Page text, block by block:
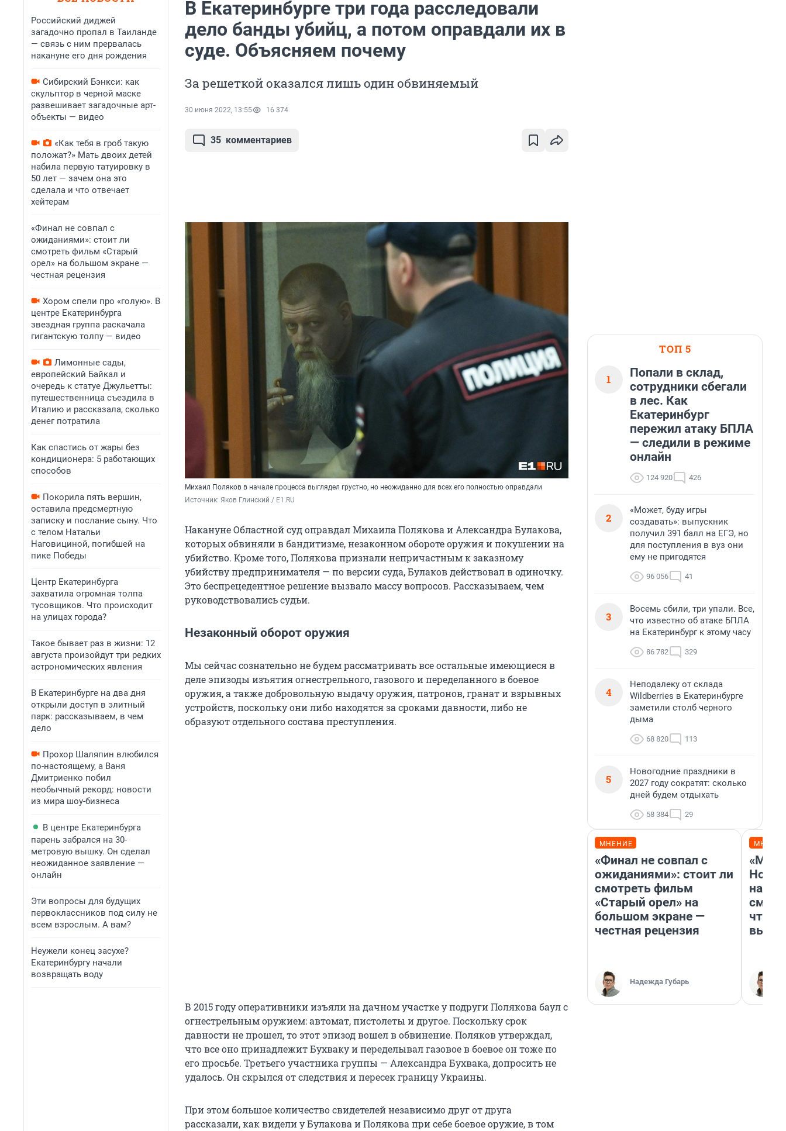
Российский диджей
загадочно пропал в Таиланде
— связь с ним прервалась
накануне его дня рождения
Сибирский Бэнкси: как
скульптор в черной маске
развешивает загадочные арт-
объекты — видео
«Как тебя в гроб такую
положат?» Мать двоих детей
набила первую татуировку в
50 лет — зачем она это
сделала и что отвечает
хейтерам
«Финал не совпал с
ожиданиями»: стоит ли
смотреть фильм «Старый
орел» на большом экране —
честная рецензия
Хором спели про «голую». В
центре Екатеринбурга
звездная группа раскачала
гигантскую толпу — видео
Лимонные сады,
европейский Байкал и
очередь к статуе Джульетты:
путешественница съездила в
Италию и рассказала, сколько
денег потратила
Как спастись от жары без
кондиционера: 5 работающих
способов
Покорила пять вершин,
оставила предсмертную
записку и послание сыну. Что
с телом Натальи
Наговициной, погибшей на
пике Победы
Центр Екатеринбурга
захватила огромная толпа
тусовщиков. Что происходит
на улицах города?
Такое бывает раз в жизни: 12
августа произойдут три редких
астрономических явления
В Екатеринбурге на два дня
открыли доступ в элитный
парк: рассказываем, в чем
дело
Прохор Шаляпин влюбился
по-настоящему, а Ваня
Дмитриенко побил
необычный рекорд: новости
из мира шоу-бизнеса
В центре Екатеринбурга
парень забрался на 30-
метровую вышку. Он сделал
неожиданное заявление —
онлайн
Эти вопросы для будущих
первоклассников под силу не
всем взрослым. А вам?
Неужели конец засухе?
Екатеринбургу начали
возвращать воду
В Екатеринбурге три года расследовали
дело банды убийц, а потом оправдали их в
суде. Объясняем почему
За решеткой оказался лишь один обвиняемый
30 июня 2022, 13:55 16 374
35 комментариев
Михаил Поляков в начале процесса выглядел грустно, но неожиданно для всех его полностью оправдали
Источник: Яков Глинский / E1.RU
Накануне Областной суд оправдал Михаила Полякова и Александра Булакова,
которых обвиняли в бандитизме, незаконном обороте оружия и покушении на
убийство. Кроме того, Полякова признали непричастным к заказному
убийству предпринимателя — по версии суда, Булаков действовал в одиночку.
Это беспрецедентное решение вызвало массу вопросов. Рассказываем, чем
руководствовались судьи.
Незаконный оборот оружия
Мы сейчас сознательно не будем рассматривать все остальные имеющиеся в
деле эпизоды изъятия огнестрельного, газового и переделанного в боевое
оружия, а также добровольную выдачу оружия, патронов, гранат и взрывных
устройств, поскольку они либо находятся за сроками давности, либо не
образуют отдельного состава преступления.
В 2015 году оперативники изъяли на дачном участке у подруги Полякова баул с
огнестрельным оружием: автомат, пистолеты и другое. Поскольку срок
давности не прошел, то этот эпизод вошел в обвинение. Поляков утверждал,
что все оно принадлежит Бухваку и переделывал газовое в боевое он тоже по
его просьбе. Третьего участника группы — Александра Бухвака, допросить не
удалось. Он скрылся от следствия и пересек границу Украины.
При этом большое количество свидетелей независимо друг от друга
рассказали, как видели у Булакова и Полякова при себе боевое оружие, в том
ТОП 5
1
Попали в склад,
сотрудники сбегали
в лес. Как
Екатеринбург
пережил атаку БПЛА
— следили в режиме
онлайн
124 920 426
2
«Может, буду игры
создавать»: выпускник
получил 391 балл на ЕГЭ, но
для поступления в вуз они
ему не пригодятся
96 056 41
3
Восемь сбили, три упали. Все,
что известно об атаке БПЛА
на Екатеринбург к этому часу
86 782 329
4
Неподалеку от склада
Wildberries в Екатеринбурге
заметили столб черного
дыма
68 820 113
5
Новогодние праздники в
2027 году сократят: сколько
дней будем отдыхать
58 384 29
МНЕНИЕ
«Финал не совпал с
ожиданиями»: стоит ли
смотреть фильм
«Старый орел» на
большом экране —
честная рецензия
Надежда Губарь
«Мы